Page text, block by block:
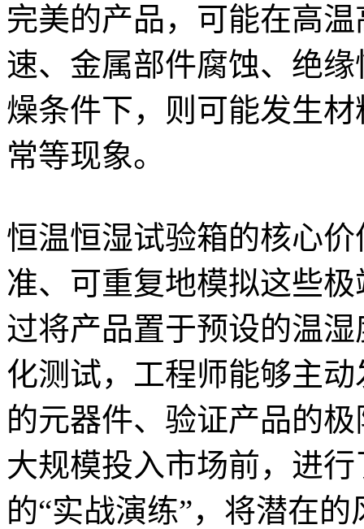
完美的产品，可能在高
速、金属部件腐蚀、绝
燥条件下，则可能发生
常等现象。
恒温恒湿试验箱的核心
准、可重复地模拟这些
过将产品置于预设的温
化测试，工程师能够主
的元器件、验证产品的
大规模投入市场前，进
的“实战演练”，将潜在